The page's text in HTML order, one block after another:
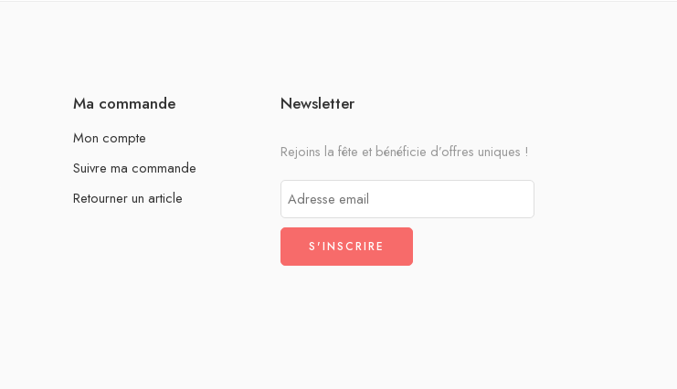
Ma commande
Mon compte
Suivre ma commande
Retourner un article
Newsletter
Rejoins la fête et bénéficie d’offres uniques !